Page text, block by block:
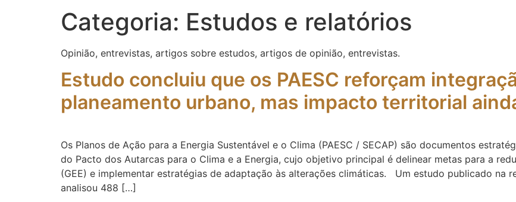
Categoria: Estudos e relatórios
Opinião, entrevistas, artigos sobre estudos, artigos de opinião, entrevistas.
Estudo concluiu que os PAESC reforçam
planeamento urbano, mas impacto territorial
Os Planos de Ação para a Energia Sustentável e o Clima (PAESC / SECAP) são documentos
do Pacto dos Autarcas para o Clima e a Energia, cujo objetivo principal é delinear metas para a
(GEE) e implementar estratégias de adaptação às alterações climáticas. Um estudo publicado na
analisou 488 […]